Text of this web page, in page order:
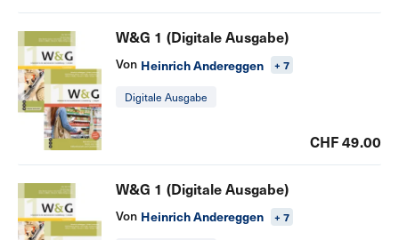
W&G 1 (Digitale Ausgabe)
Von Heinrich Andereggen + 7
Digitale Ausgabe
CHF 49.00
W&G 1 (Digitale Ausgabe)
Von Heinrich Andereggen + 7